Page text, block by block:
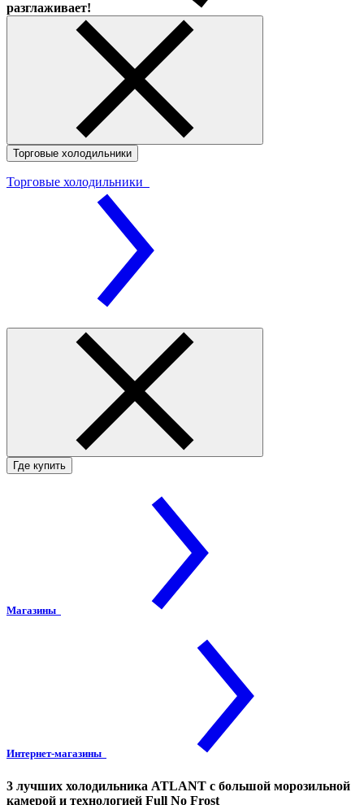
разглаживает!
Торговые холодильники
Торговые холодильники
Где купить
Магазины
Интернет-магазины
3 лучших холодильника ATLANT с большой морозильной
камерой и технологией Full No Frost